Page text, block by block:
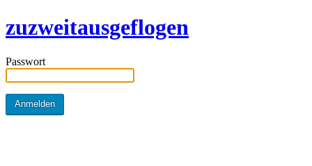
zuzweitausgeflogen
Passwort